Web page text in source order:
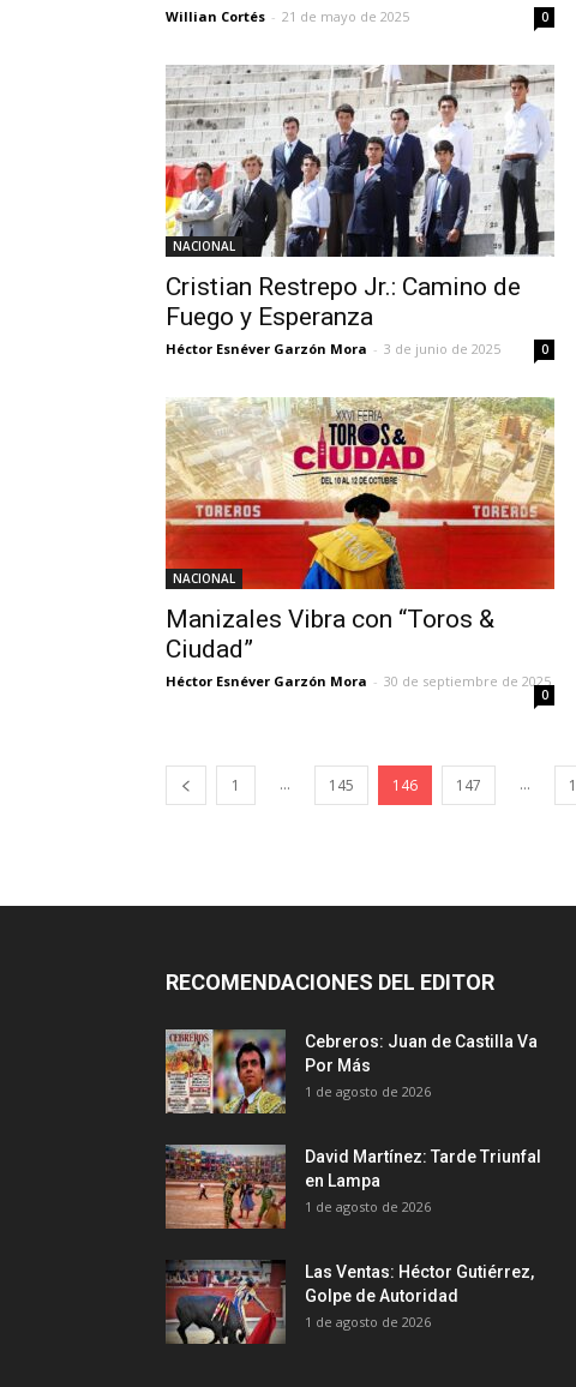
Willian Cortés - 21 de mayo de 2025 0
NACIONAL
Cristian Restrepo Jr.: Camino de
Fuego y Esperanza
Héctor Esnéver Garzón Mora - 3 de junio de 2025 0
NACIONAL
Manizales Vibra con “Toros &
Ciudad”
Héctor Esnéver Garzón Mora - 30 de septiembre de 2025
0
1 ... 145 146 147 ...
RECOMENDACIONES DEL EDITOR
Cebreros: Juan de Castilla Va
Por Más
1 de agosto de 2026
David Martínez: Tarde Triunfal
en Lampa
1 de agosto de 2026
Las Ventas: Héctor Gutiérrez,
Golpe de Autoridad
1 de agosto de 2026